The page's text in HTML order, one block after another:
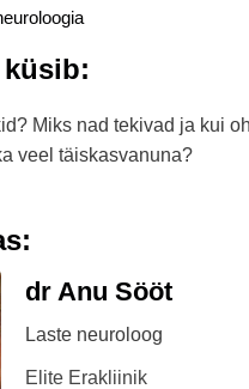
Miks nad tekivad ja kui
veel täiskasvanuna?
dr Anu Sööt
Laste neuroloog
Elite Erakliinik